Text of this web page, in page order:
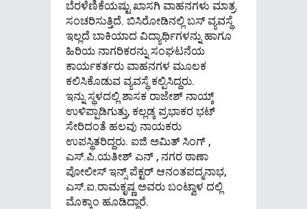
ಬೆರಳೆಣಿಕೆಯಷ್ಟು ಖಾಸಗಿ ವಾಹನಗಳು ಮಾತ್ರ
ಸಂಚರಿಸುತ್ತಿದೆ. ಬಿಸಿರೋಡಿನಲ್ಲಿ ಬಸ್ ವ್ಯವಸ್ಥೆ
ಇಲ್ಲದೆ ಬಾಕಿಯಾದ ವಿದ್ಯಾರ್ಥಿಗಳನ್ನು ಹಾಗೂ
ಹಿರಿಯ ನಾಗರಿಕರನ್ನು ಸಂಘಟನೆಯ
ಕಾರ್ಯಕರ್ತರು ವಾಹನಗಳ ಮೂಲಕ
ಕಲಿಸಿಕೊಡುವ ವ್ಯವಸ್ಥೆ ಕಲ್ಪಿಸಿದ್ದರು.
ಇನ್ನು ಸ್ಥಳದಲ್ಲಿ ಶಾಸಕ ರಾಜೇಶ್ ನಾಯ್ಕ್
ಉಳಿಪ್ಪಾಡಿಗುತ್ತು, ಕಲ್ಲಡ್ಕ ಪ್ರಭಾಕರ ಭಟ್
ಸೇರಿದಂತೆ ಹಲವು ನಾಯಕರು
ಉಪಸ್ಥಿತರಿದ್ದರು. ಐಜಿ ಅಮಿತ್ ಸಿಂಗ್ ,
ಎಸ್.ಪಿ.ಯತೀಶ್ ಎನ್ , ನಗರ ಠಾಣಾ
ಪೋಲೀಸ್ ಇನ್ಸ್ ಪೆಕ್ಟರ್ ಆನಂತಪದ್ಮನಾಭ,
ಎಸ್.ಐ.ರಾಮಕೃಷ್ಣ ಅವರು ಬಂಟ್ವಾಳ ದಲ್ಲಿ
ಮೊಕ್ಕಾಂ ಹೂಡಿದ್ದಾರೆ.